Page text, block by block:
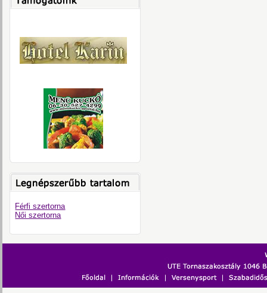
Férfi szertorna
Női szertorna